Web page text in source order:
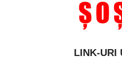
LINK-URI